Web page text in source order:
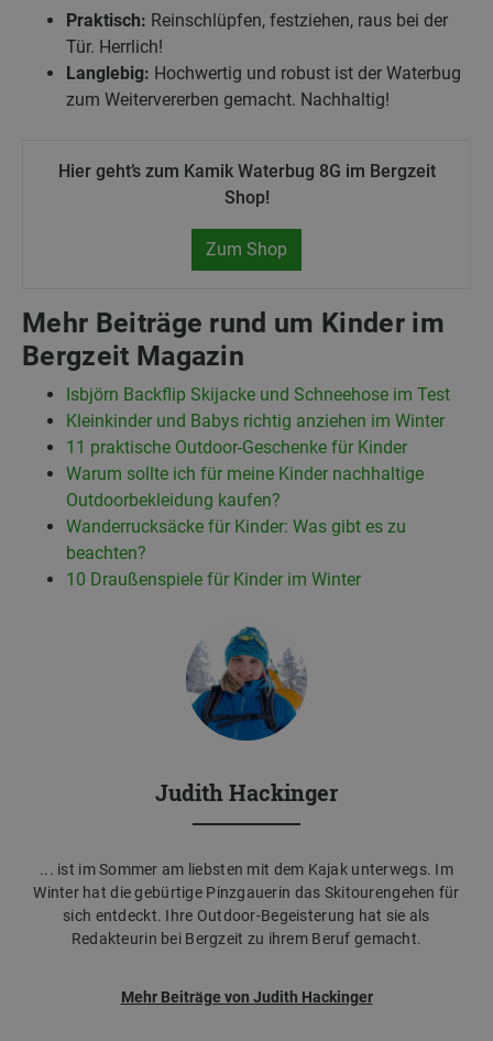
Praktisch: Reinschlüpfen, festziehen, raus bei der
Tür. Herrlich!
Langlebig: Hochwertig und robust ist der Waterbug
zum Weitervererben gemacht. Nachhaltig!
Hier geht’s zum Kamik Waterbug 8G im Bergzeit
Shop!
Zum Shop
Mehr Beiträge rund um Kinder im
Bergzeit Magazin
Isbjörn Backflip Skijacke und Schneehose im Test
Kleinkinder und Babys richtig anziehen im Winter
11 praktische Outdoor-Geschenke für Kinder
Warum sollte ich für meine Kinder nachhaltige
Outdoorbekleidung kaufen?
Wanderrucksäcke für Kinder: Was gibt es zu
beachten?
10 Draußenspiele für Kinder im Winter
Judith Hackinger
... ist im Sommer am liebsten mit dem Kajak unterwegs. Im
Winter hat die gebürtige Pinzgauerin das Skitourengehen für
sich entdeckt. Ihre Outdoor-Begeisterung hat sie als
Redakteurin bei Bergzeit zu ihrem Beruf gemacht.
Mehr Beiträge von Judith Hackinger